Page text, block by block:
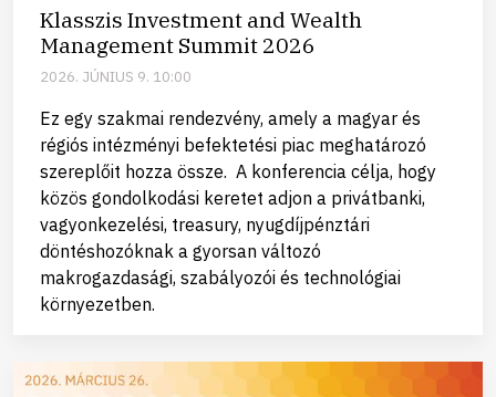
Klasszis Investment and Wealth
Management Summit 2026
2026. JÚNIUS 9. 10:00
Ez egy szakmai rendezvény, amely a magyar és
régiós intézményi befektetési piac meghatározó
szereplőit hozza össze. A konferencia célja, hogy
közös gondolkodási keretet adjon a privátbanki,
vagyonkezelési, treasury, nyugdíjpénztári
döntéshozóknak a gyorsan változó
makrogazdasági, szabályozói és technológiai
környezetben.